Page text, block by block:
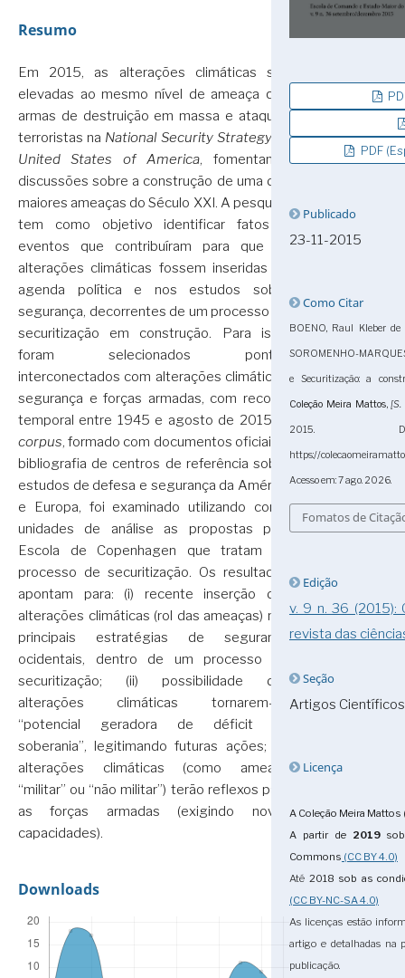
Resumo
Em 2015, as alterações climáticas são
elevadas ao mesmo nível de ameaça que
armas de destruição em massa e ataques
terroristas na National Security Strategy of
United States of America, fomentando
discussões sobre a construção de uma das
maiores ameaças do Século XXI. A pesquisa
tem como objetivo identificar fatos e
eventos que contribuíram para que as
alterações climáticas fossem inseridas na
agenda política e nos estudos sobre
segurança, decorrentes de um processo de
securitização em construção. Para isso,
foram selecionados pontos
interconectados com alterações climáticas,
segurança e forças armadas, com recorte
temporal entre 1945 e agosto de 2015. O
corpus, formado com documentos oficiais e
bibliografia de centros de referência sobre
estudos de defesa e segurança da América
e Europa, foi examinado utilizando como
unidades de análise as propostas pela
Escola de Copenhagen que tratam do
processo de securitização. Os resultados
apontam para: (i) recente inserção das
alterações climáticas (rol das ameaças) nas
principais estratégias de segurança
ocidentais, dentro de um processo de
securitização; (ii) possibilidade das
alterações climáticas tornarem-se
“potencial geradora de déficit de
soberania”, legitimando futuras ações; (iii)
alterações climáticas (como ameaça
“militar” ou “não militar”) terão reflexos para
as forças armadas (exigindo novas
capacidades).
Downloads
PDF
Publicado
23-11-2015
Como Citar
BOENO, Raul Kleber de
SOROMENHO-
e Securitização: a
Coleção Meira Mattos,[S.
2015.
https://
Acesso em: 7 ago. 2026.
Fomatos de
Edição
v. 9 n. 36 (2015):
revista das
Seção
Artigos Científicos
Licença
A Coleção Meira Mattos
A partir de 2019sob
Commons (CC BY 4.0)
Até 2018 sob as
(CC BY-NC-SA 4.0)
As licenças estão
artigo e detalhadas na
publicação.